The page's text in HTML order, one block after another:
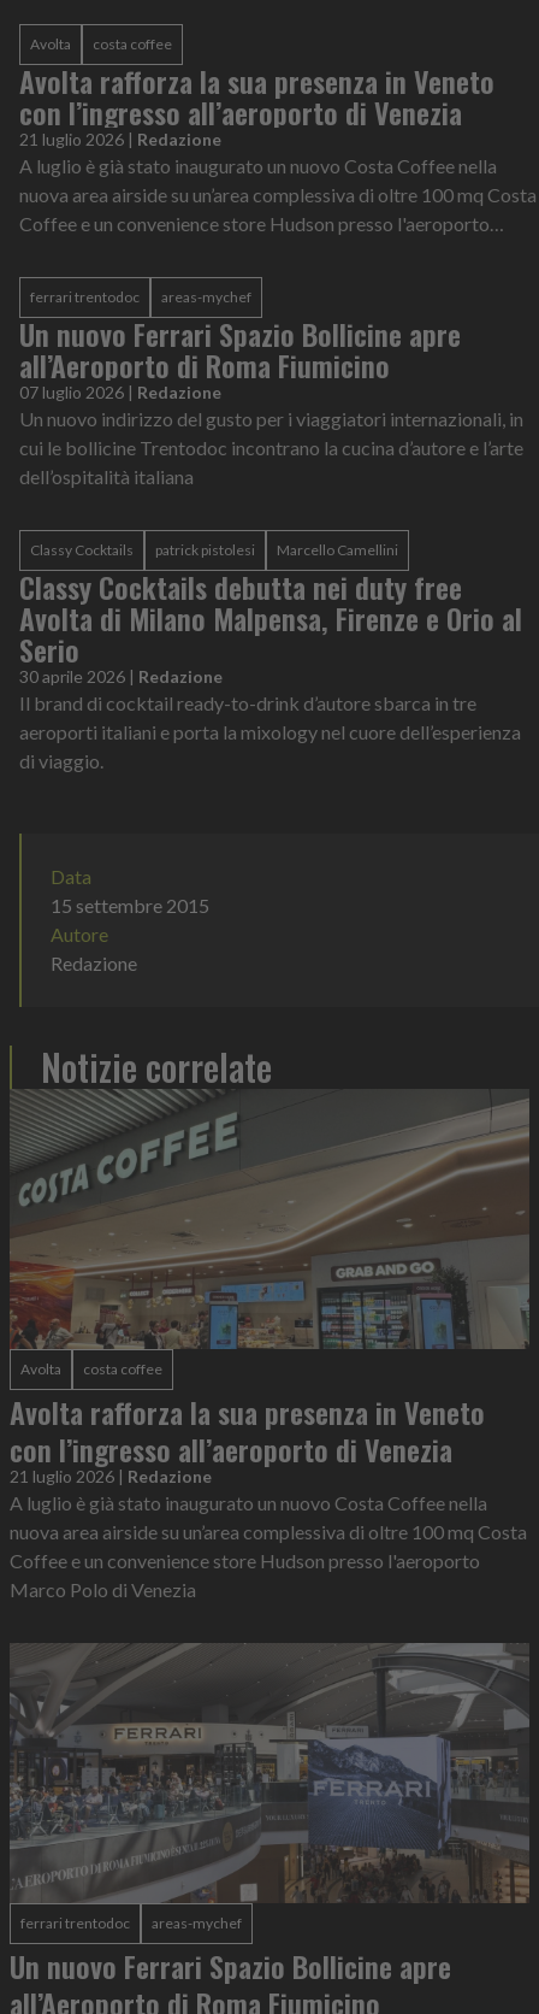
Avolta costa coffee
Avolta rafforza la sua presenza in Veneto
con l’ingresso all’aeroporto di Venezia
21 luglio 2026 | Redazione
A luglio è già stato inaugurato un nuovo Costa Coffee nella
nuova area airside su un’area complessiva di oltre 100 mq Costa
Coffee e un convenience store Hudson presso l'aeroporto
ferrari trentodoc areas-mychef
Un nuovo Ferrari Spazio Bollicine apre
all’Aeroporto di Roma Fiumicino
07 luglio 2026 | Redazione
Un nuovo indirizzo del gusto per i viaggiatori internazionali, in
cui le bollicine Trentodoc incontrano la cucina d’autore e l’arte
dell’ospitalità italiana
Classy Cocktails patrick pistolesi Marcello Camellini
Classy Cocktails debutta nei duty free
Avolta di Milano Malpensa, Firenze e Orio al
Serio
30 aprile 2026 | Redazione
Il brand di cocktail ready-to-drink d’autore sbarca in tre
aeroporti italiani e porta la mixology nel cuore dell’esperienza
di viaggio.
Data
15 settembre 2015
Autore
Redazione
Notizie correlate
Avolta costa coffee
Avolta rafforza la sua presenza in Veneto
con l’ingresso all’aeroporto di Venezia
21 luglio 2026 | Redazione
A luglio è già stato inaugurato un nuovo Costa Coffee nella
nuova area airside su un’area complessiva di oltre 100 mq Costa
Coffee e un convenience store Hudson presso l'aeroporto
Marco Polo di Venezia
ferrari trentodoc areas-mychef
Un nuovo Ferrari Spazio Bollicine apre
all’Aeroporto di Roma Fiumicino